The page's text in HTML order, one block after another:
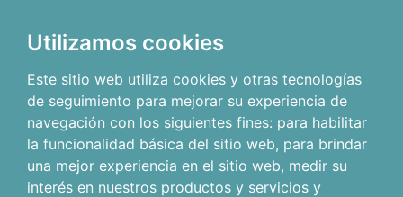
Utilizamos cookies
Este sitio web utiliza cookies y otras tecnologías
de seguimiento para mejorar su experiencia de
navegación con los siguientes fines: para habilitar
la funcionalidad básica del sitio web, para brindar
una mejor experiencia en el sitio web, medir su
interés en nuestros productos y servicios y